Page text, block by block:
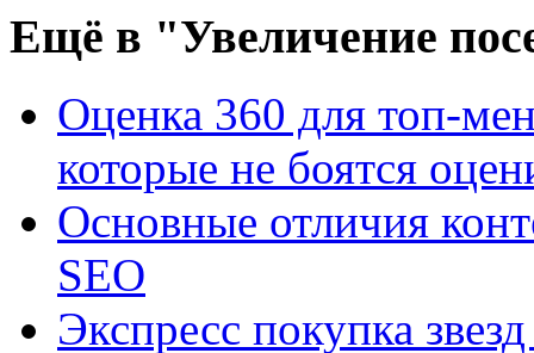
Ещё в "Увеличение
Оценка 360 для топ-
которые не боятся
Основные отличия
SEO
Экспресс покупка